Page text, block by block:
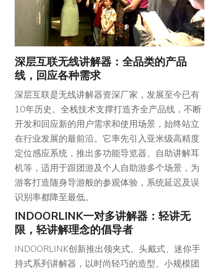
深层互联无线讲解器：全品类的产品
线，回应各种需求
深层互联是无线讲解器资深厂家，发展至今已有
10年历史。全栈技术支撑打造齐全产品线，不断
开发和回应新的用户需求和使用场景，始终站立
在行业发展的最前沿。它率先引入亚米级高精度
定位感应系统，推出多功能导览器、自助讲解耳
机等，适用于跟团游及个人自助游多个场景，为
游客打造随身导游般的参观体验，系统延迟及误
识别率都降至最低。
INDOORLINK一对多讲解器 ： 轻讲无
限，轻讲解理念的倡导者
INDOORLINK创新推出领夹式、头戴式、迷你手
持式系列讲解器，以时尚轻巧的造型、小规模团